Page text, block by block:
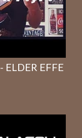
ELDER EFFE